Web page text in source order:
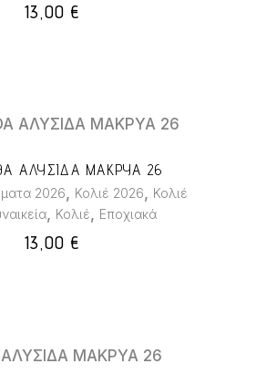
13,00 €
ΑΛΥΣΙΔΑ ΜΑΚΡΥΑ 26
2026, Κολιέ 2026, Κολιέ
, Κολιέ, Εποχιακά
13,00 €
Αυτό